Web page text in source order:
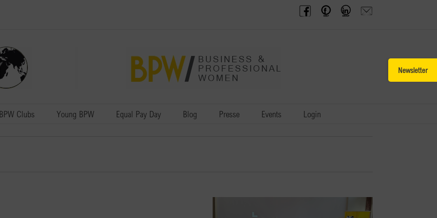
BPW
Austria
Offenes
Frauennetzwerk
BPW
Gruppe
Anfrage
schicken
BPW Clubs Young BPW Equal Pay Day Blog Presse Events Login
Sliding